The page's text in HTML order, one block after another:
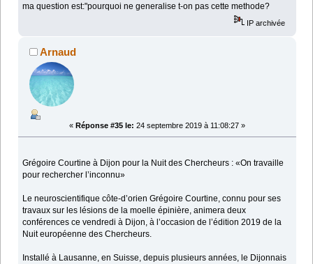
ma question est:"pourquoi ne generalise t-on pas cette methode?
IP archivée
Arnaud
« Réponse #35 le: 24 septembre 2019 à 11:08:27 »
Grégoire Courtine à Dijon pour la Nuit des Chercheurs : «On travaille
pour rechercher l’inconnu»
Le neuroscientifique côte-d’orien Grégoire Courtine, connu pour ses
travaux sur les lésions de la moelle épinière, animera deux
conférences ce vendredi à Dijon, à l’occasion de l’édition 2019 de la
Nuit européenne des Chercheurs.
Installé à Lausanne, en Suisse, depuis plusieurs années, le Dijonnais